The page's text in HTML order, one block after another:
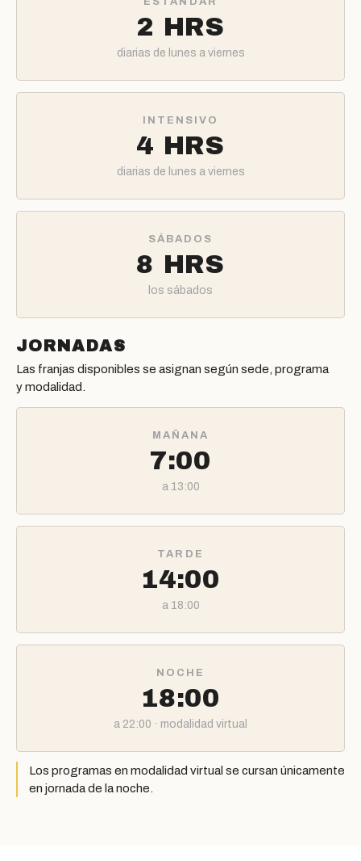
2 HRS
diarias de lunes a viernes
INTENSIVO
4 HRS
diarias de lunes a viernes
SÁBADOS
8 HRS
los sábados
JORNADAS
Las franjas disponibles se asignan según sede, programa
y modalidad.
MAÑANA
7:00
a 13:00
TARDE
14:00
a 18:00
NOCHE
18:00
a 22:00 · modalidad virtual
Los programas en modalidad virtual se cursan únicamente
en jornada de la noche.